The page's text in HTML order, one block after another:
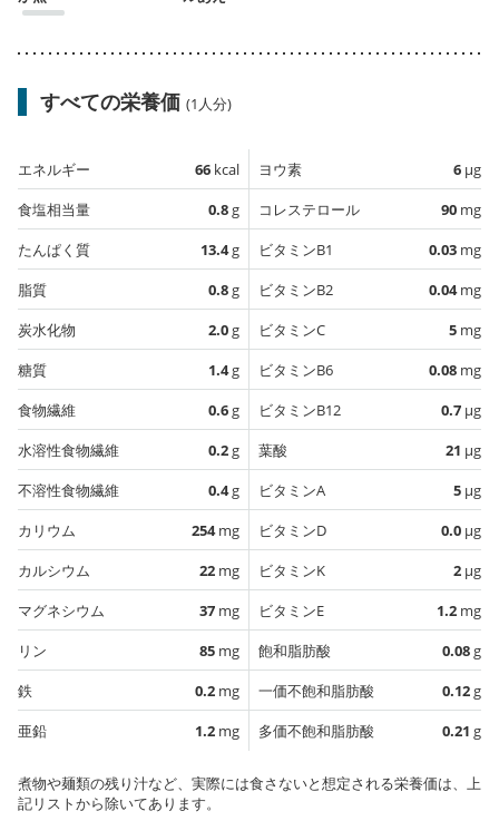
すべての栄養価 (1人分)
エネルギー 66 kcal
食塩相当量
0.8g
たんぱく質
13.4g
脂質
0.8g
炭水化物
2.0g
糖質
1.4g
食物繊維
0.6g
水溶性食物繊維
0.2g
不溶性食物繊維
0.4g
カリウム
254mg
カルシウム
22 mg
マグネシウム
37 mg
リン
85 mg
鉄
0.2 mg
亜鉛
1.2 mg
ヨウ素 6 µg
コレステロール
90 mg
ビタミンB1
0.03 mg
ビタミンB2
0.04mg
ビタミンC
5 mg
ビタミンB6
0.08 mg
ビタミンB12
0.7 µg
葉酸
21 µg
ビタミンA
5 µg
ビタミンD
0.0 µg
ビタミンK
2 µg
ビタミンE
1.2 mg
飽和脂肪酸
0.08g
一価不飽和脂肪酸
0.12g
多価不飽和脂肪酸
0.21 g
煮物や麺類の残り汁など、実際には食さないと想定される栄養価は、上
記リストから除いてあります。